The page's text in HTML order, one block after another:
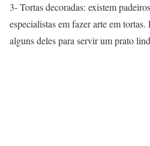
3- Tortas decoradas: existem
especialistas em fazer arte em
alguns deles para servir um prato